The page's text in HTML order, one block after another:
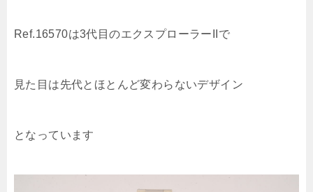
Ref.16570は3代目のエクスプローラーIIで
見た目は先代とほとんど変わらないデザイン
となっています